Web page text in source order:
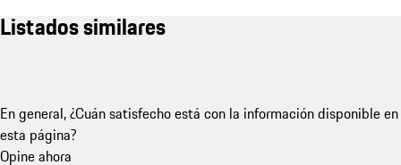
Listados similares
En general, ¿Cuán satisfecho está con la información disponible en
esta página?
Opine ahora